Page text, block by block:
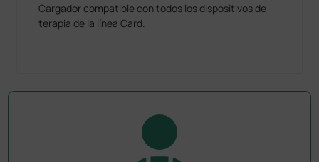
Cargador compatible con todos los dispositivos de
terapia de la línea Card.